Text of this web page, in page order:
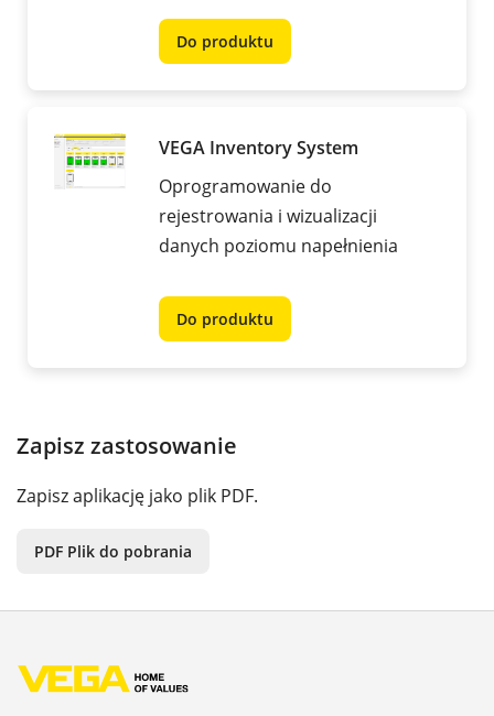
Do produktu
VEGA Inventory System
Oprogramowanie do
rejestrowania i wizualizacji
danych poziomu napełnienia
Do produktu
Zapisz zastosowanie
Zapisz aplikację jako plik PDF.
PDF Plik do pobrania